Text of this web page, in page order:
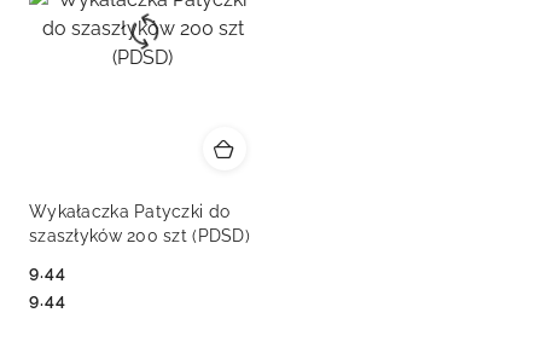
Wykałaczka Patyczki do
szaszłyków 200 szt (PDSD)
Cena:
9.44
Cena:
9.44